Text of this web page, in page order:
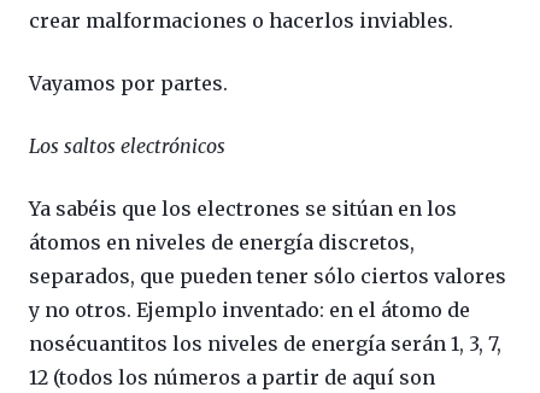
crear malformaciones o hacerlos inviables.
Vayamos por partes.
Los saltos electrónicos
Ya sabéis que los electrones se sitúan en los
átomos en niveles de energía discretos,
separados, que pueden tener sólo ciertos valores
y no otros. Ejemplo inventado: en el átomo de
nosécuantitos los niveles de energía serán 1, 3, 7,
12 (todos los números a partir de aquí son